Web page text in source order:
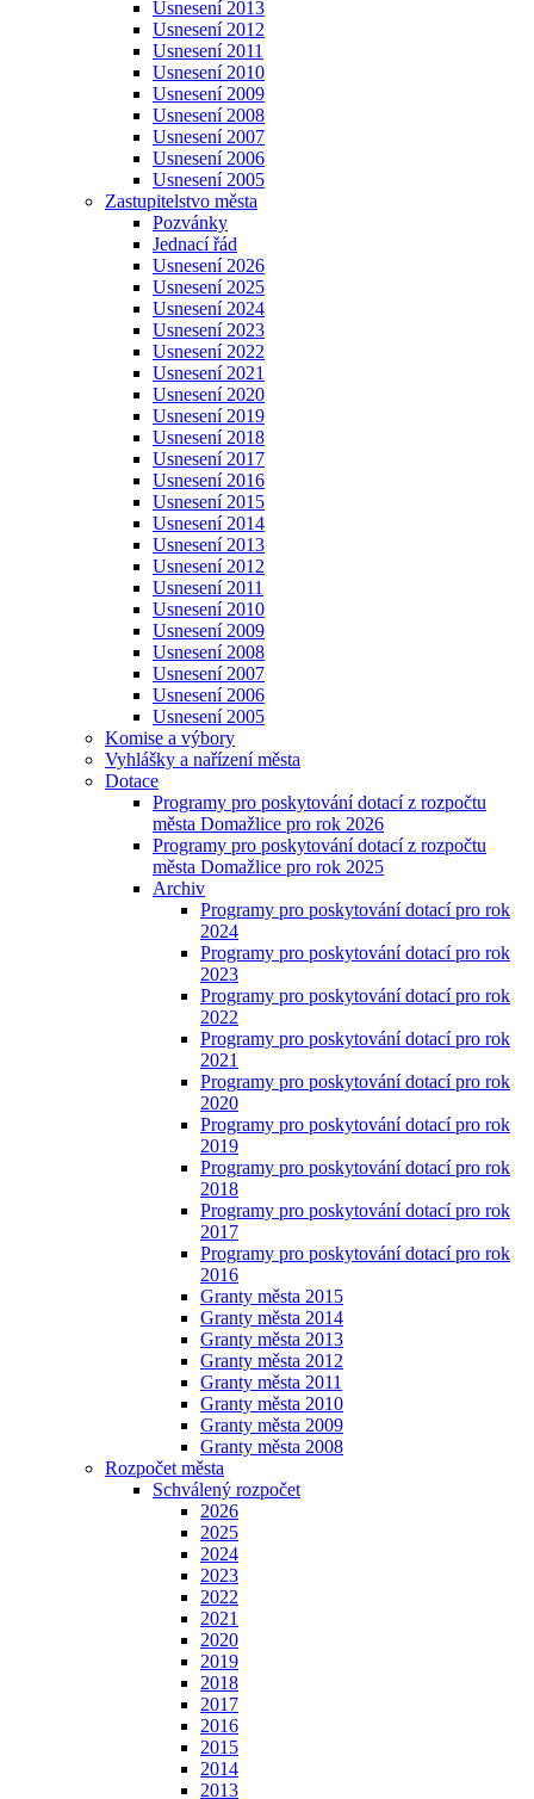
Usnesení 2013
Usnesení 2012
Usnesení 2011
Usnesení 2010
Usnesení 2009
Usnesení 2008
Usnesení 2007
Usnesení 2006
Usnesení 2005
Zastupitelstvo města
Pozvánky
Jednací řád
Usnesení 2026
Usnesení 2025
Usnesení 2024
Usnesení 2023
Usnesení 2022
Usnesení 2021
Usnesení 2020
Usnesení 2019
Usnesení 2018
Usnesení 2017
Usnesení 2016
Usnesení 2015
Usnesení 2014
Usnesení 2013
Usnesení 2012
Usnesení 2011
Usnesení 2010
Usnesení 2009
Usnesení 2008
Usnesení 2007
Usnesení 2006
Usnesení 2005
Komise a výbory
Vyhlášky a nařízení města
Dotace
Programy pro poskytování dotací z rozpočtu
města Domažlice pro rok 2026
Programy pro poskytování dotací z rozpočtu
města Domažlice pro rok 2025
Archiv
Programy pro poskytování dotací pro rok
2024
Programy pro poskytování dotací pro rok
2023
Programy pro poskytování dotací pro rok
2022
Programy pro poskytování dotací pro rok
2021
Programy pro poskytování dotací pro rok
2020
Programy pro poskytování dotací pro rok
2019
Programy pro poskytování dotací pro rok
2018
Programy pro poskytování dotací pro rok
2017
Programy pro poskytování dotací pro rok
2016
Granty města 2015
Granty města 2014
Granty města 2013
Granty města 2012
Granty města 2011
Granty města 2010
Granty města 2009
Granty města 2008
Rozpočet města
Schválený rozpočet
2026
2025
2024
2023
2022
2021
2020
2019
2018
2017
2016
2015
2014
2013